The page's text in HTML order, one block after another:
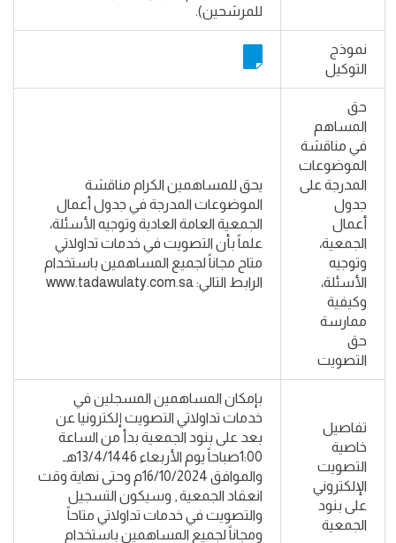
للمرشحين).
نموذج
التوكيل
حق
المساهم
في مناقشة
الموضوعات
المدرجة على
جدول
أعمال
الجمعية،
وتوجيه
الأسئلة،
وكيفية
ممارسة
حق
التصويت
يحق للمساهمين الكرام مناقشة
الموضوعات المدرجة في جدول أعمال
الجمعية العامة العادية وتوجيه الأسئلة،
علماً بأن التصويت في خدمات ‏تداولاتي
متاح مجاناً لجميع المساهمين باستخدام
الرابط التالي: www.tadawulaty.com.sa
تفاصيل
خاصية
التصويت
الإلكتروني
على بنود
الجمعية
بإمكان المساهمين المسجلين في
خدمات تداولاتي التصويت إلكترونيا عن
بعد على بنود الجمعية بدأ من الساعة
1:00صباحاً يوم الأربعاء 13/4/1446هـ
والموافق 16/10/2024م وحتى نهاية وقت
انعقاد الجمعية , وسيكون التسجيل
والتصويت في خدمات تداولاتي متاحاً
ومجاناً لجميع المساهمين باستخدام